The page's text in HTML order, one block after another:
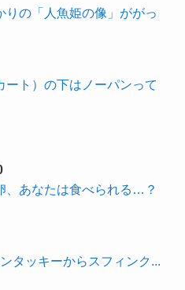
りの「人魚姫の像」ががっ
ート）の下はノーパンって
、あなたは食べられる…？
タッキーからスフィンク...